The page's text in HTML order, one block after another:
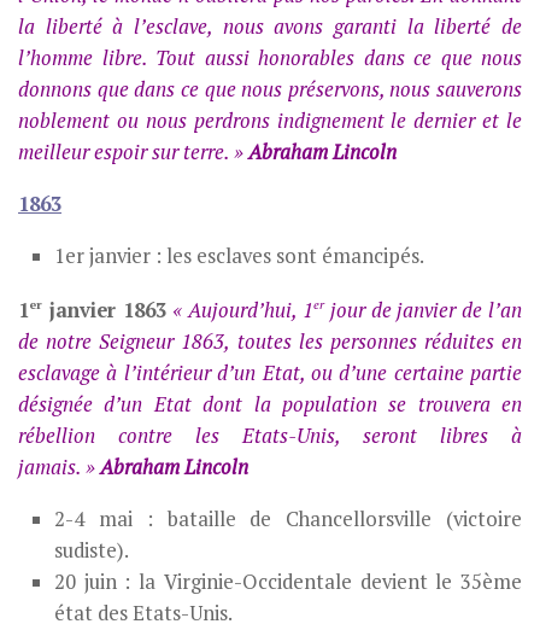
la liberté à l’esclave, nous avons garanti la liberté de
l’homme libre. Tout aussi honorables dans ce que nous
donnons que dans ce que nous préservons, nous sauverons
noblement ou nous perdrons indignement le dernier et le
meilleur espoir sur terre. »Abraham Lincoln
1863
1er janvier : les esclaves sont émancipés.
1er janvier 1863 « Aujourd’hui, 1erjour de janvier de l’an
de notre Seigneur 1863, toutes les personnes réduites en
esclavage à l’intérieur d’un Etat, ou d’une certaine partie
désignée d’un Etat dont la population se trouvera en
rébellion contre les Etats-Unis, seront libres à
jamais. »Abraham Lincoln
2-4 mai : bataille de Chancellorsville (victoire
sudiste).
20 juin : la Virginie-Occidentale devient le 35ème
état des Etats-Unis.